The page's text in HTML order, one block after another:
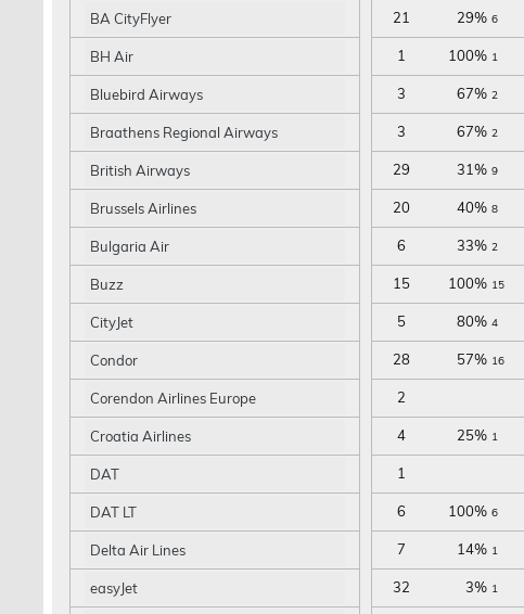
BA CityFlyer 21 29% 6
BH Air 1 100% 1
Bluebird Airways 3 67% 2
Braathens Regional Airways 3 67% 2
British Airways 29 31% 9
Brussels Airlines 20 40% 8
Bulgaria Air 6 33% 2
Buzz 15 100% 15
CityJet 5 80% 4
Condor 28 57% 16
Corendon Airlines Europe 2
Croatia Airlines 4 25% 1
DAT 1
DAT LT 6 100% 6
Delta Air Lines 7 14% 1
easyJet 32 3% 1